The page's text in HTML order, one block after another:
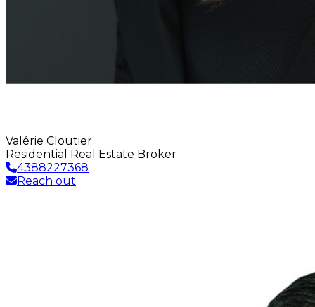
Valérie Cloutier
Residential Real Estate Broker
4388227368
Reach out